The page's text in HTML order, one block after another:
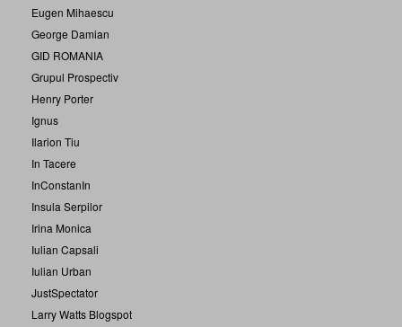
Eugen Mihaescu
George Damian
GID ROMANIA
Grupul Prospectiv
Henry Porter
Ignus
Ilarion Tiu
In Tacere
InConstanIn
Insula Serpilor
Irina Monica
Iulian Capsali
Iulian Urban
JustSpectator
Larry Watts Blogspot